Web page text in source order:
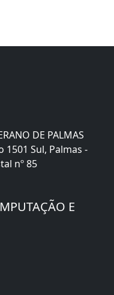
DE PALMAS
Sul, Palmas -
nº 85
E